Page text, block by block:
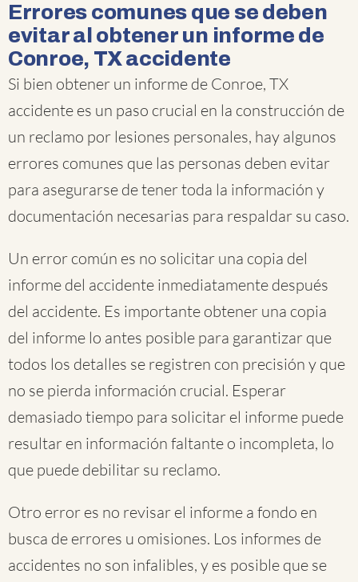
Errores comunes que se deben
evitar al obtener un informe de
Conroe, TX accidente
Si bien obtener un informe de Conroe, TX
accidente es un paso crucial en la construcción de
un reclamo por lesiones personales, hay algunos
errores comunes que las personas deben evitar
para asegurarse de tener toda la información y
documentación necesarias para respaldar su caso.
Un error común es no solicitar una copia del
informe del accidente inmediatamente después
del accidente. Es importante obtener una copia
del informe lo antes posible para garantizar que
todos los detalles se registren con precisión y que
no se pierda información crucial. Esperar
demasiado tiempo para solicitar el informe puede
resultar en información faltante o incompleta, lo
que puede debilitar su reclamo.
Otro error es no revisar el informe a fondo en
busca de errores u omisiones. Los informes de
accidentes no son infalibles, y es posible que se